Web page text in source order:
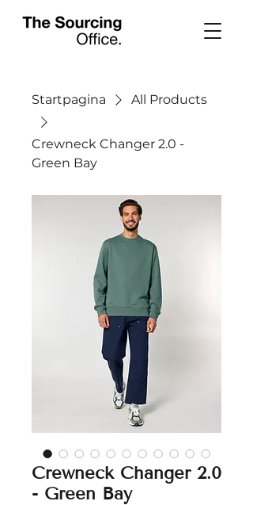
Startpagina All Products
Crewneck Changer 2.0 -
Green Bay
Crewneck Changer 2.0
- Green Bay